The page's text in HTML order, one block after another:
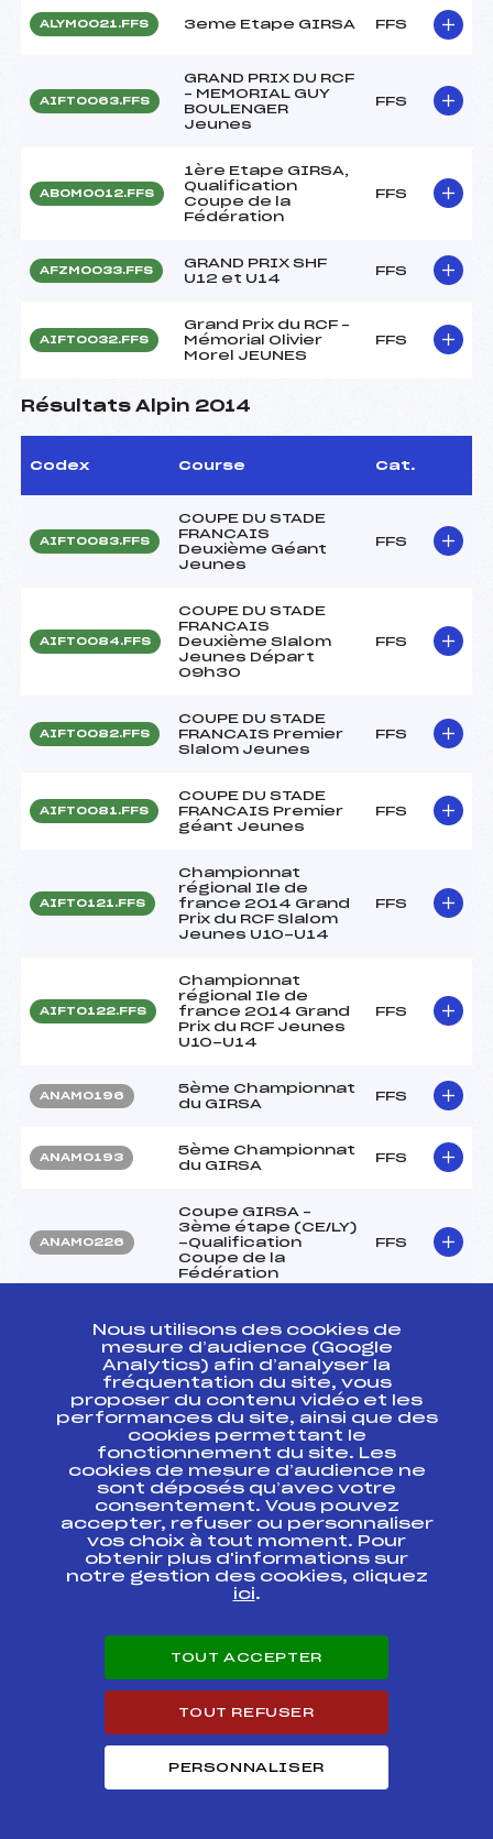
ALYM0021.FFS 3eme Etape GIRSA FFS
AIFT0063.FFS
GRAND PRIX DU RCF
– MEMORIAL GUY
BOULENGER
Jeunes
FFS
ABOM0012.FFS
1ère Etape GIRSA,
Qualification
Coupe de la
Fédération
FFS
AFZM0033.FFS
GRAND PRIX SHF
U12 et U14
FFS
AIFT0032.FFS
Grand Prix du RCF –
Mémorial Olivier
Morel JEUNES
FFS
Résultats Alpin 2014
Codex Course Cat.
AIFT0083.FFS
COUPE DU STADE
FRANCAIS
Deuxième Géant
Jeunes
FFS
AIFT0084.FFS
COUPE DU STADE
FRANCAIS
Deuxième Slalom
Jeunes Départ
09h30
FFS
AIFT0082.FFS
COUPE DU STADE
FRANCAIS Premier
Slalom Jeunes
FFS
AIFT0081.FFS
COUPE DU STADE
FRANCAIS Premier
géant Jeunes
FFS
AIFT0121.FFS
Championnat
régional Ile de
france 2014 Grand
Prix du RCF Slalom
Jeunes U10-U14
FFS
AIFT0122.FFS
Championnat
régional Ile de
france 2014 Grand
Prix du RCF Jeunes
U10-U14
FFS
ANAM0196
5ème Championnat
du GIRSA
FFS
ANAM0193
5ème Championnat
du GIRSA
FFS
ANAM0226
Coupe GIRSA –
3ème étape (CE/LY)
-Qualification
Coupe de la
Fédération
FFS
ANAM0223
3ème étape (CE/LY)
-Qualification
Coupe de la
Fédération
FFS
SUIVEZ
L'ACTU
Abonnez-vous à notre newsletter
Recevez l’actualité de la FFS, des clubs et des Équipes
de France.
Nous utilisons des cookies de
mesure d’audience (Google
Analytics) afin d’analyser la
fréquentation du site, vous
proposer du contenu vidéo et les
performances du site, ainsi que des
cookies permettant le
fonctionnement du site. Les
cookies de mesure d’audience ne
sont déposés qu’avec votre
consentement. Vous pouvez
accepter, refuser ou personnaliser
vos choix à tout moment. Pour
obtenir plus d'informations sur
notre gestion des cookies, cliquez
ici.
TOUT ACCEPTER
TOUT REFUSER
PERSONNALISER